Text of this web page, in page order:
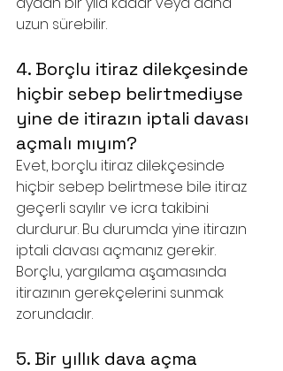
uzun sürebilir.
4. Borçlu itiraz dilekçesinde
hiçbir sebep belirtmediyse
yine de itirazın iptali davası
açmalı mıyım?
Evet, borçlu itiraz dilekçesinde
hiçbir sebep belirtmese bile itiraz
geçerli sayılır ve icra takibini
durdurur. Bu durumda yine itirazın
iptali davası açmanız gerekir.
Borçlu, yargılama aşamasında
itirazının gerekçelerini sunmak
zorundadır.
5. Bir yıllık dava açma